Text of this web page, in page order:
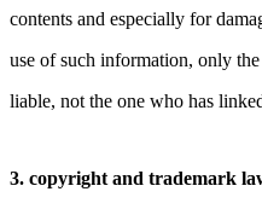
contents and especially for
use of such information, only
liable, not the one who has
3. copyright and trademark